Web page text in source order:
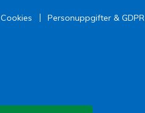
Cookies Personuppgifter & GDPR